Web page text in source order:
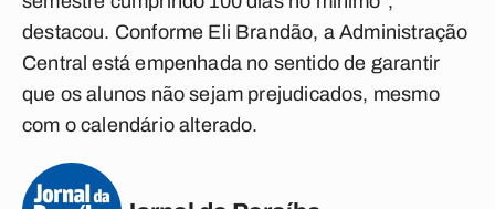
destacou. Conforme Eli Brandão, a Administração
Central está empenhada no sentido de garantir
que os alunos não sejam prejudicados, mesmo
com o calendário alterado.